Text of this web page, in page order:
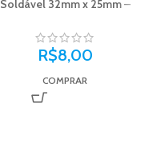
Soldável 32mm x 25mm –
R$8,00
COMPRAR